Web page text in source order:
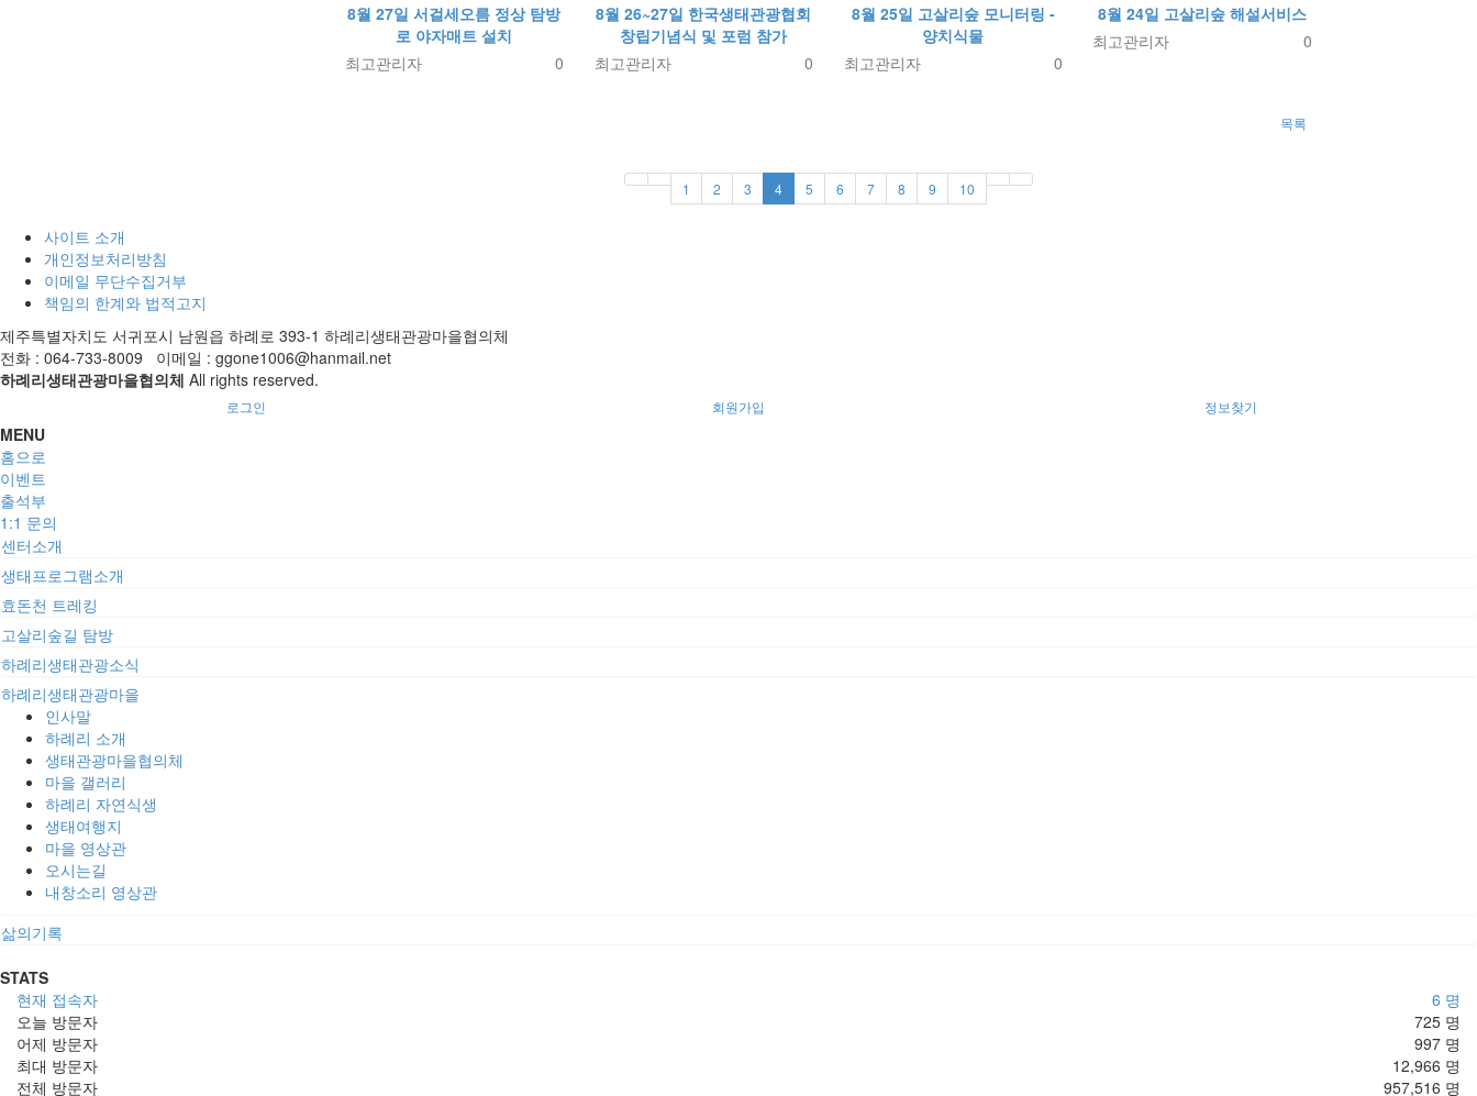
8월 27일 서걸세오름 정상 탐방
로 야자매트 설치
최고관리자
0
8월 26~27일 한국생태관광협회
창립기념식 및 포럼 참가
최고관리자
0
8월 25일 고살리숲 모니터링 -
양치식물
최고관리자
0
8월 24일 고살리숲 해설서비스
최고관리자
0
목록
1 2 3 4 5 6 7 8 9 10
사이트 소개
개인정보처리방침
이메일 무단수집거부
책임의 한계와 법적고지
제주특별자치도 서귀포시 남원읍 하례로 393-1 하례리생태관광마을협의체
전화 : 064-733-8009 이메일 : ggone1006@hanmail.net
하례리생태관광마을협의체 All rights reserved.
로그인 회원가입 정보찾기
MENU
홈으로
이벤트
출석부
1:1 문의
센터소개
생태프로그램소개
효돈천 트레킹
고살리숲길 탐방
하례리생태관광소식
하례리생태관광마을
인사말
하례리 소개
생태관광마을협의체
마을 갤러리
하례리 자연식생
생태여행지
마을 영상관
오시는길
내창소리 영상관
삶의기록
STATS
6 명
현재 접속자
725 명
오늘 방문자
997 명
어제 방문자
12,966 명
최대 방문자
957,516 명
전체 방문자